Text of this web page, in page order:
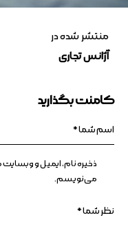
منتشر شده در
آژانس تجاری
کامنت بگذارید
ذخیره نام، ایمیل و
می‌نویسم.